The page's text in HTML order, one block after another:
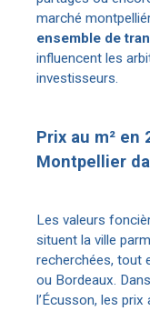
marché
ensemble de
influencent les
investisseurs.
Prix au m² en
Montpellier
Les valeurs
situent la ville
recherchées, tout
ou Bordeaux.
l’Écusson, les